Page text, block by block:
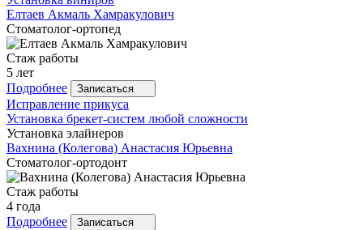
Елтаев Акмаль Хамракулович
Стоматолог-ортопед
Стаж работы
5 лет
Подробнее
Записаться
Исправление прикуса
Установка брекет-систем любой сложности
Установка элайнеров
Вахнина (Колегова) Анастасия Юрьевна
Стоматолог-ортодонт
Стаж работы
4 года
Подробнее
Записаться